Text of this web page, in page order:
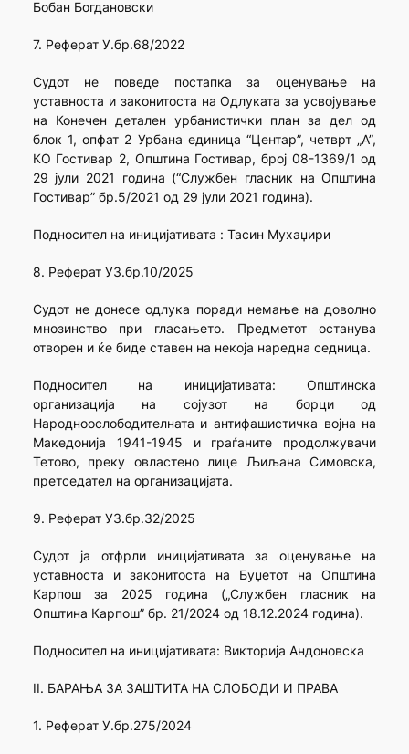
Бобан Богдановски
7. Реферат У.бр.68/2022
Судот не поведе постапка за оценување на
уставноста и законитоста на Одлуката за усвојување
на Конечен детален урбанистички план за дел од
блок 1, опфат 2 Урбана единица “Центар”, четврт „А”,
КО Гостивар 2, Општина Гостивар, број 08-1369/1 од
29 јули 2021 година (“Службен гласник на Општина
Гостивар” бр.5/2021 од 29 јули 2021 година).
Подносител на иницијативата : Taсин Мухаџири
8. Реферат УЗ.бр.10/2025
Судот не донесе одлука поради немање на доволно
мнозинство при гласањето. Предметот останува
отворен и ќе биде ставен на некоја наредна седница.
Подносител на иницијативата: Општинска
организација на сојузот на борци од
Народноослободителната и антифашистичка војна на
Македонија 1941-1945 и граѓаните продолжувачи
Тетово, преку овластено лице Љиљана Симовска,
претседател на организацијата.
9. Реферат УЗ.бр.32/2025
Судот ја отфрли иницијативата за оценување на
уставноста и законитоста на Буџетот на Општина
Карпош за 2025 година („Службен гласник на
Општина Карпош” бр. 21/2024 од 18.12.2024 година).
Подносител на иницијативата: Викторија Андоновска
II. БАРАЊА ЗА ЗАШТИТА НА СЛОБОДИ И ПРАВА
1. Реферат У.бр.275/2024